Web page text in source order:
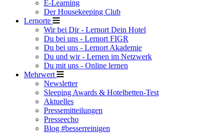
E-Learning
Der Housekeeping Club
Lernorte
Wir bei Dir - Lernort Dein Hotel
Du bei uns - Lernort FIGR
Du bei uns - Lernort Akademie
Du und wir - Lernen im Netzwerk
Du mit uns - Online lernen
Mehrwert
Newsletter
Sleeping Awards & Hotelbetten-Test
Aktuelles
Pressemitteilungen
Presseecho
Blog #besserreinigen